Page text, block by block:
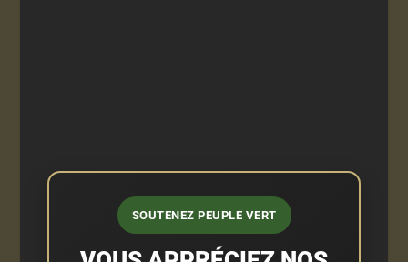
SOUTENEZ PEUPLE VERT